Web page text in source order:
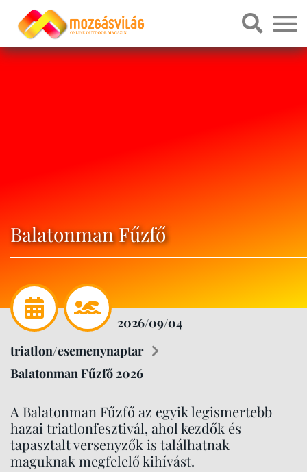
Balatonman Fűzfő
2026/09/04
triatlon/esemenynaptar
Balatonman Fűzfő 2026
A Balatonman Fűzfő az egyik legismertebb
hazai triatlonfesztivál, ahol kezdők és
tapasztalt versenyzők is találhatnak
maguknak megfelelő kihívást.